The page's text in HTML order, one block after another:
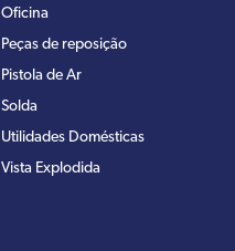
Oficina
Peças de reposição
Pistola de Ar
Solda
Utilidades Domésticas
Vista Explodida